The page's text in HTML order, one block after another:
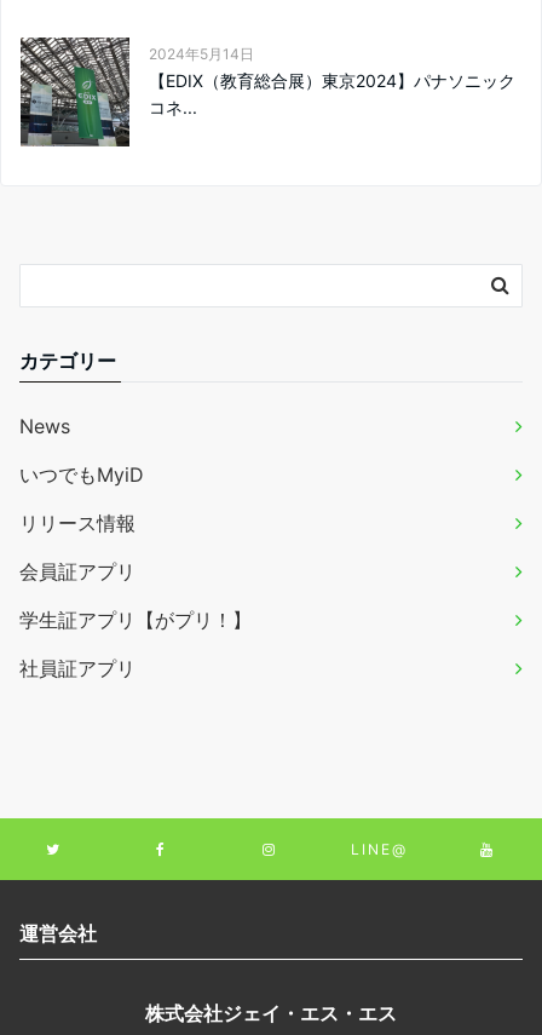
2024年5月14日
【EDIX（教育総合展）東京2024】パナソニック
コネ...
カテゴリー
News
いつでもMyiD
リリース情報
会員証アプリ
学生証アプリ【がプリ！】
社員証アプリ
LINE@
運営会社
株式会社ジェイ・エス・エス